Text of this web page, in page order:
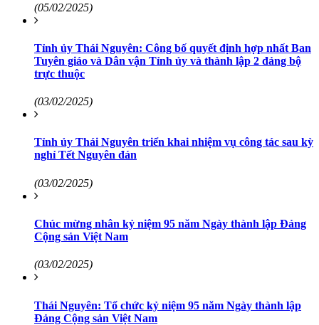
(05/02/2025)
Tỉnh ủy Thái Nguyên: Công bố quyết định hợp nhất Ban
Tuyên giáo và Dân vận Tỉnh ủy và thành lập 2 đảng bộ
trực thuộc
(03/02/2025)
Tỉnh ủy Thái Nguyên triển khai nhiệm vụ công tác sau kỳ
nghỉ Tết Nguyên đán
(03/02/2025)
Chúc mừng nhân kỷ niệm 95 năm Ngày thành lập Đảng
Cộng sản Việt Nam
(03/02/2025)
Thái Nguyên: Tổ chức kỷ niệm 95 năm Ngày thành lập
Đảng Cộng sản Việt Nam